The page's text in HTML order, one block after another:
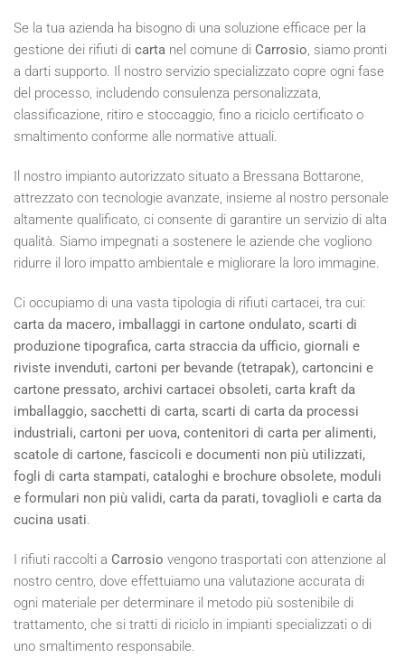
Se la tua azienda ha bisogno di una soluzione efficace per la
gestione dei rifiuti di carta nel comune di Carrosio, siamo pronti
a darti supporto. Il nostro servizio specializzato copre ogni fase
del processo, includendo consulenza personalizzata,
classificazione, ritiro e stoccaggio, fino a riciclo certificato o
smaltimento conforme alle normative attuali.
Il nostro impianto autorizzato situato a Bressana Bottarone,
attrezzato con tecnologie avanzate, insieme al nostro personale
altamente qualificato, ci consente di garantire un servizio di alta
qualità. Siamo impegnati a sostenere le aziende che vogliono
ridurre il loro impatto ambientale e migliorare la loro immagine.
Ci occupiamo di una vasta tipologia di rifiuti cartacei, tra cui:
carta da macero, imballaggi in cartone ondulato, scarti di
produzione tipografica, carta straccia da ufficio, giornali e
riviste invenduti, cartoni per bevande (tetrapak), cartoncini e
cartone pressato, archivi cartacei obsoleti, carta kraft da
imballaggio, sacchetti di carta, scarti di carta da processi
industriali, cartoni per uova, contenitori di carta per alimenti,
scatole di cartone, fascicoli e documenti non più utilizzati,
fogli di carta stampati, cataloghi e brochure obsolete, moduli
e formulari non più validi, carta da parati, tovaglioli e carta da
cucina usati.
I rifiuti raccolti a Carrosio vengono trasportati con attenzione al
nostro centro, dove effettuiamo una valutazione accurata di
ogni materiale per determinare il metodo più sostenibile di
trattamento, che si tratti di riciclo in impianti specializzati o di
uno smaltimento responsabile.